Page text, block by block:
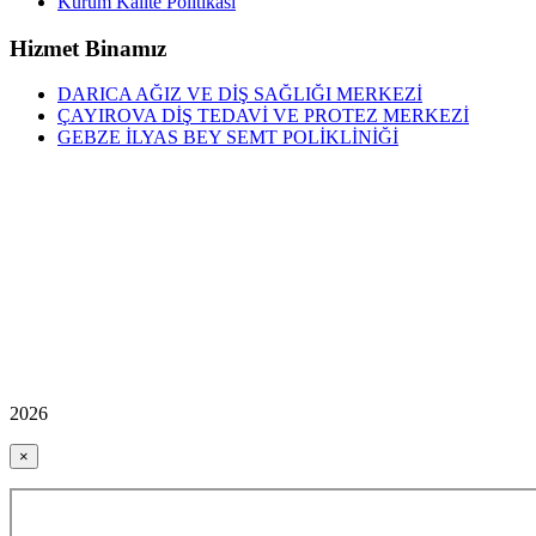
Hizmet Binamız
DARICA AĞIZ VE DİŞ SAĞLIĞI MERKEZİ
ÇAYIROVA DİŞ TEDAVİ VE PROTEZ MERKEZİ
GEBZE İLYAS BEY SEMT POLİKLİNİĞİ
2026
×